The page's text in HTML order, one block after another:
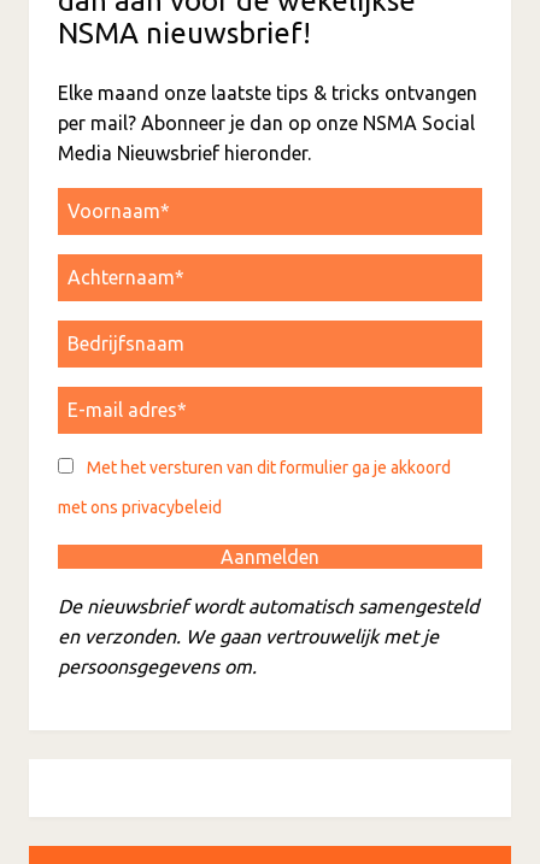
NSMA nieuwsbrief!
Elke maand onze laatste tips & tricks ontvangen
per mail? Abonneer je dan op onze NSMA Social
Media Nieuwsbrief hieronder.
Met het versturen van dit formulier ga je akkoord
met ons privacybeleid
De nieuwsbrief wordt automatisch samengesteld
en verzonden. We gaan vertrouwelijk met je
persoonsgegevens om.